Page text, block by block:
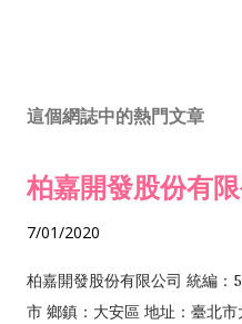
這個網誌中的熱門文章
柏嘉開發股份有
7/01/2020
柏嘉開發股份有限公司 統編：
市 鄉鎮：大安區 地址：臺北